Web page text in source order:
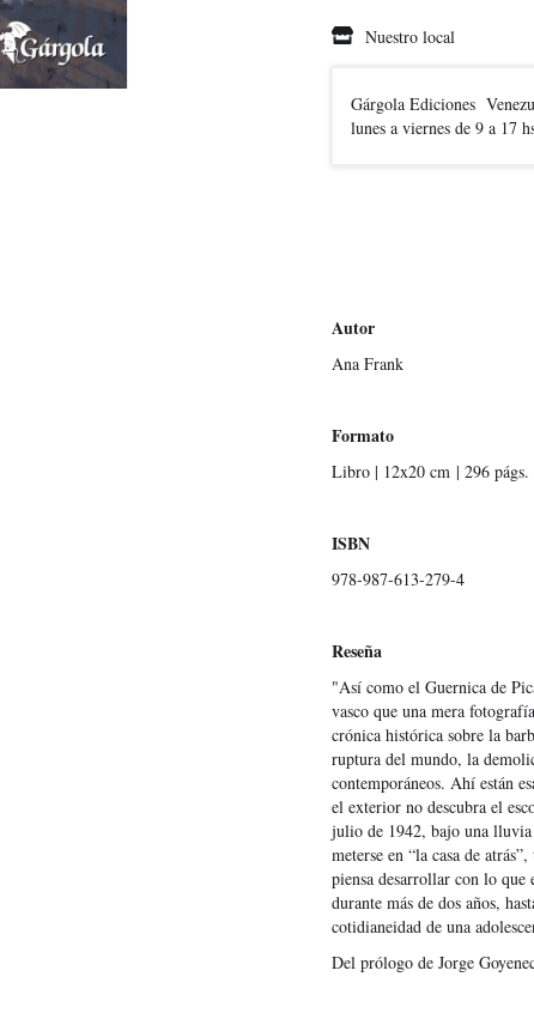
Nuestro local
Gárgola Ediciones
lunes a viernes de 9 a 17
Autor
Ana Frank
Formato
Libro | 12x20 cm | 296 págs.
ISBN
978-987-613-279-4
Reseña
"Así como el Guernica de
vasco que una mera
crónica histórica sobre la
ruptura del mundo, la
contemporáneos. Ahí están
el exterior no descubra el
julio de 1942, bajo una
meterse en “la casa de
piensa desarrollar con lo
durante más de dos años,
cotidianeidad de una
Del prólogo de Jorge